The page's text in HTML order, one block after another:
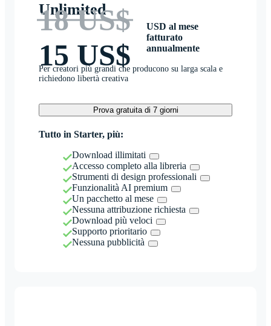
Unlimited
18 US$
15 US$
USD al mese
fatturato
annualmente
Per creatori più grandi che producono su larga scala e
richiedono libertà creativa
Prova gratuita di 7 giorni
Tutto in Starter, più:
Download illimitati
Accesso completo alla libreria
Strumenti di design professionali
Funzionalità AI premium
Un pacchetto al mese
Nessuna attribuzione richiesta
Download più veloci
Supporto prioritario
Nessuna pubblicità